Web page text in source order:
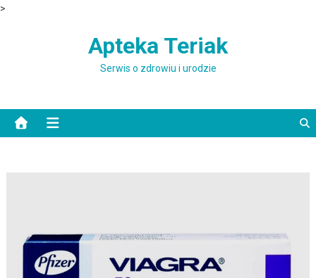
>
Apteka Teriak
Serwis o zdrowiu i urodzie